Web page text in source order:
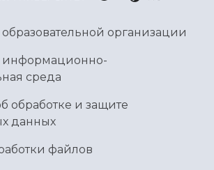
межвузовский кампус
организации
документы
организации
информационно-
среда
обработке и защите
данных
файлов